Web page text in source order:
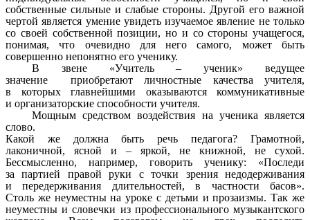
собственные сильные и слабые стороны. Другой его важной
чертой является умение увидеть изучаемое явление не только
со своей собственной позиции, но и со стороны учащегося,
понимая, что очевидно для него самого, может быть
совершенно непонятно его ученику.
В звене «Учитель – ученик» ведущее
значение приобретают личностные качества учителя,
в которых главнейшими оказываются коммуникативные
и организаторские способности учителя.
Мощным средством воздействия на ученика является
слово.
Какой же должна быть речь педагога? Грамотной,
лаконичной, ясной и – яркой, не книжной, не сухой.
Бессмысленно, например, говорить ученику: «Последи
за партией правой руки с точки зрения недодерживания
и передерживания длительностей, в частности басов».
Столь же неуместны на уроке с детьми и прозаизмы. Так же
неуместны и словечки из профессионального музыкантского